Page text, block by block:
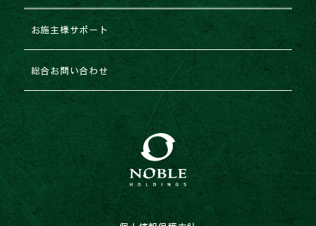
ESGの取り組み
不動産売却
法人のお客様専用お問い合わせ
2026年
2025年
2024年
2023年
お施主様サポート
総合お問い合わせ